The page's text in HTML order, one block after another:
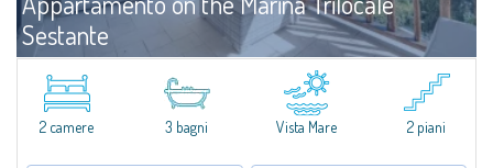
Sestante
Porto Cervo Affitto
​Esclusivo appartamento fronte mare su due livelli, nel cuore della Marina di
Porto Cervo.All’interno de Il Sestante, prestigioso complesso residenziale
immerso in un curato parco condominiale, questa proprietà...
2 camere 3 bagni Vista Mare 2 piani